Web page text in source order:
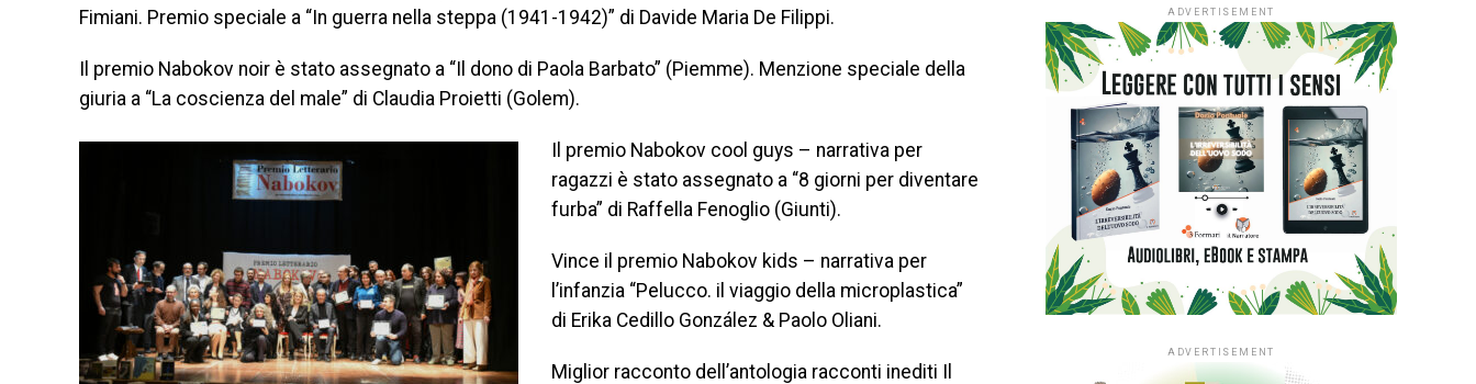
Fimiani. Premio speciale a “In guerra nella steppa (1941-1942)” di Davide Maria De Filippi.
Il premio Nabokov noir è stato assegnato a “Il dono di Paola Barbato” (Piemme). Menzione speciale della
giuria a “La coscienza del male” di Claudia Proietti (Golem).
Il premio Nabokov cool guys – narrativa per
ragazzi è stato assegnato a “8 giorni per diventare
furba” di Raffella Fenoglio (Giunti).
Vince il premio Nabokov kids – narrativa per
l’infanzia “Pelucco. il viaggio della microplastica”
di Erika Cedillo González & Paolo Oliani.
Miglior racconto dell’antologia racconti inediti Il
ADVERTISEMENT
ADVERTISEMENT